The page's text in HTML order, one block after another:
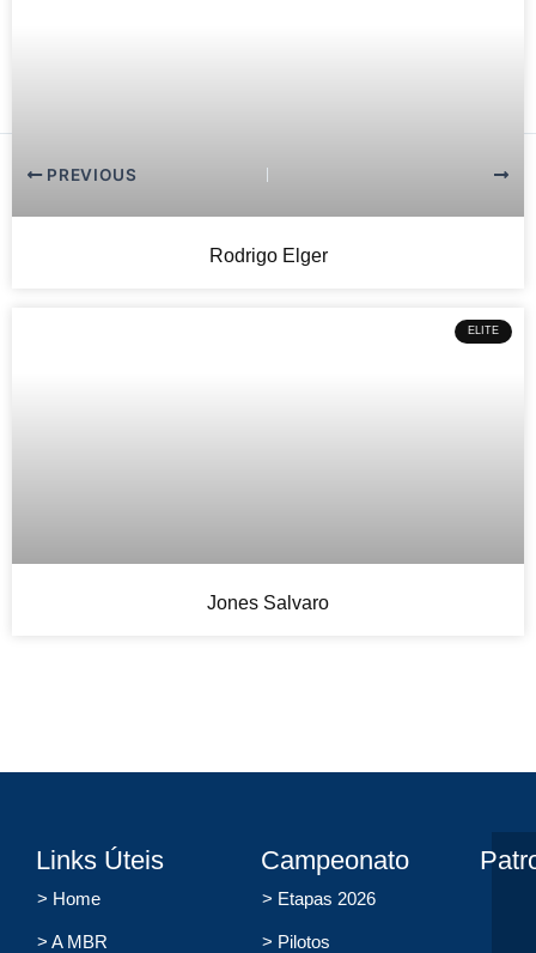
Rodrigo Elger
ELITE
Jones Salvaro
PREVIOUS
Links Úteis
> Home
> A MBR
Campeonato
> Etapas 2026
> Pilotos